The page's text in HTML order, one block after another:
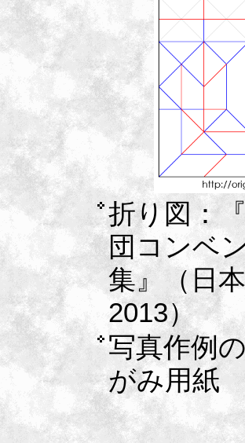
折り図：
団コンベ
集』（日
2013）
写真作例
がみ用紙